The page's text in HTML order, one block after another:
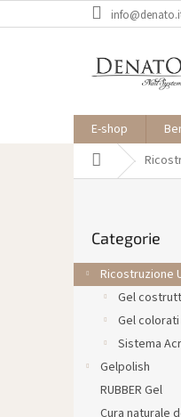
al
E-shop
Casa
a
l
le
Categorie
Ricostruzione
Gel
Gel colorati
Sistema
Gelpolish
RUBBER Gel
Cura naturale